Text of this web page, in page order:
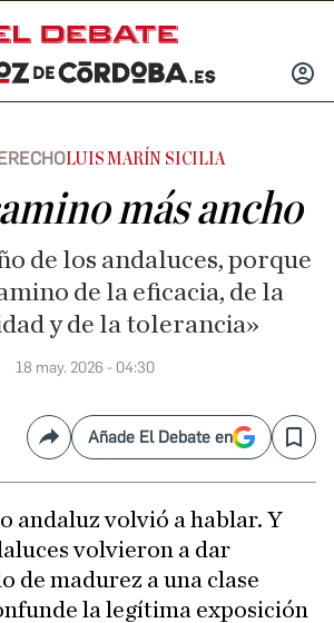
INICIAR
LUIS MARÍN SICILIA
más ancho
de los andaluces, porque
de la eficacia, de la
y de la tolerancia»
18 may. 2026 - 04:30
CompartirAñade El Debate en Save
andaluz volvió a hablar. Y
volvieron a dar
de madurez a una clase
la legítima exposición